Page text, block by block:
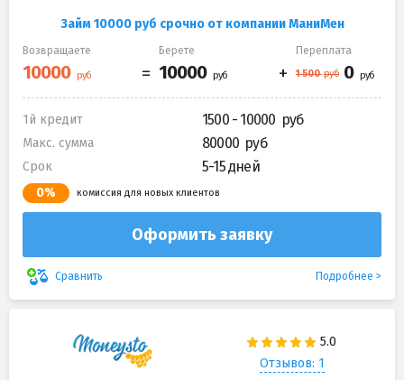
Займ 10000 руб срочно от компании МаниМен
Возвращаете Берете Переплата
1й кредит 1500 - 10000
Макс. сумма 80000
Срок 5-15 дней
0% комиссия для новых клиентов
Оформить заявку
Сравнить Подробнее
Отзывов: 1